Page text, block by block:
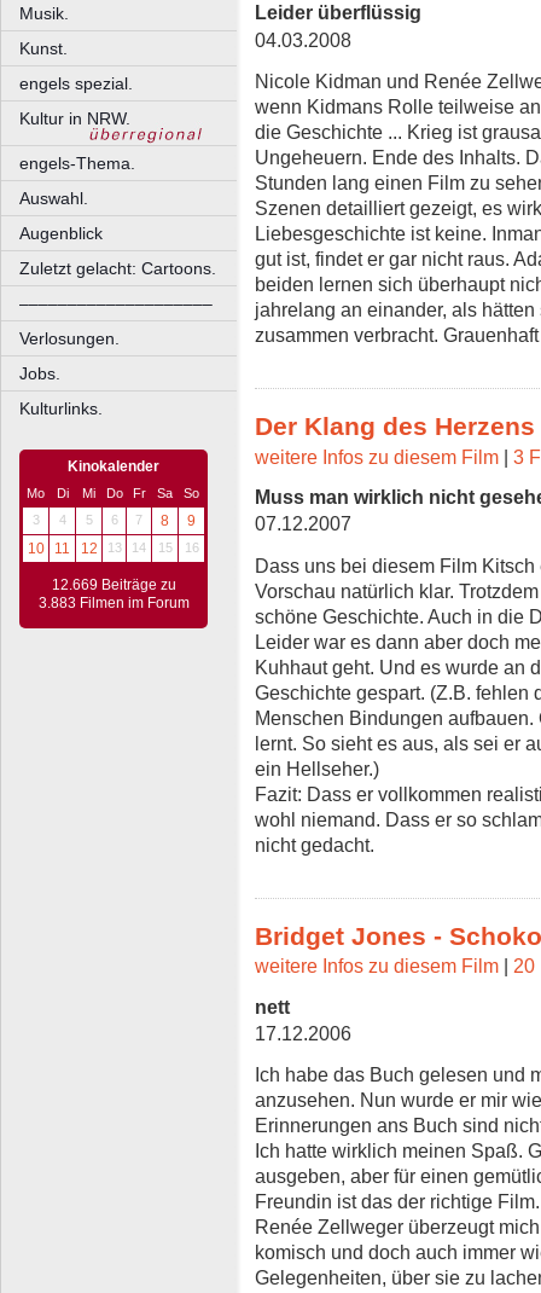
Musik.
Kunst.
engels spezial.
Kultur in NRW.
engels-Thema.
Auswahl.
Augenblick
Zuletzt gelacht: Cartoons.
––––––––––––––––––––
Verlosungen.
Jobs.
Kulturlinks.
Kinokalender
Mo Di Mi Do Fr Sa
So
3
4 5 6 7 8
9
10
11 12 13 14 15 16
12.669 Beiträge zu
3.883 Filmen im Forum
Leider überflüssig
04.03.2008
Nicole Kidman und Renée
wenn Kidmans Rolle teilweise
die Geschichte ... Krieg ist
Ungeheuern. Ende des Inhalts.
Stunden lang einen Film zu
Szenen detailliert gezeigt, es
Liebesgeschichte ist keine.
gut ist, findet er gar nicht raus.
beiden lernen sich überhaupt
jahrelang an einander, als
zusammen verbracht.
Der Klang des Herzens
weitere Infos zu diesem Film | 3
Muss man wirklich nicht
07.12.2007
Dass uns bei diesem Film
Vorschau natürlich klar.
schöne Geschichte. Auch in die
Leider war es dann aber doch
Kuhhaut geht. Und es wurde an
Geschichte gespart. (Z.B. fehlen
Menschen Bindungen
lernt. So sieht es aus, als sei er
ein Hellseher.)
Fazit: Dass er vollkommen
wohl niemand. Dass er so
nicht gedacht.
Bridget Jones -
weitere Infos zu diesem Film
20
nett
17.12.2006
Ich habe das Buch gelesen und
anzusehen. Nun wurde er mir
Erinnerungen ans Buch sind
Ich hatte wirklich meinen Spaß.
ausgeben, aber für einen
Freundin ist das der richtige Film.
Renée Zellweger überzeugt
komisch und doch auch immer
Gelegenheiten, über sie zu